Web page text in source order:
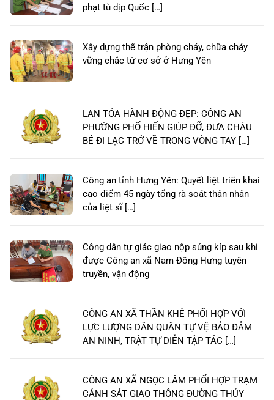
phạt tù dịp Quốc […]
Xây dựng thế trận phòng cháy, chữa cháy
vững chắc từ cơ sở ở Hưng Yên
LAN TỎA HÀNH ĐỘNG ĐẸP: CÔNG AN
PHƯỜNG PHỐ HIẾN GIÚP ĐỠ, ĐƯA CHÁU
BÉ ĐI LẠC TRỞ VỀ TRONG VÒNG TAY […]
Công an tỉnh Hưng Yên: Quyết liệt triển khai
cao điểm 45 ngày tổng rà soát thân nhân
của liệt sĩ […]
Công dân tự giác giao nộp súng kíp sau khi
được Công an xã Nam Đông Hưng tuyên
truyền, vận động
CÔNG AN XÃ THẦN KHÊ PHỐI HỢP VỚI
LỰC LƯỢNG DÂN QUÂN TỰ VỆ BẢO ĐẢM
AN NINH, TRẬT TỰ DIỄN TẬP TÁC […]
CÔNG AN XÃ NGỌC LÂM PHỐI HỢP TRẠM
CẢNH SÁT GIAO THÔNG ĐƯỜNG THỦY